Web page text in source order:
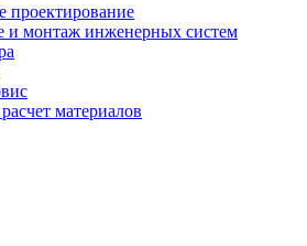
проектирование
и монтаж инженерных систем
материалов